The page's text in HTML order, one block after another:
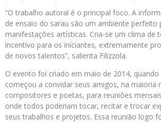
“O trabalho autoral é o principal foco. A
de ensaio do sarau são um ambiente perfeito
manifestações artísticas. Cria-se um clima de
incentivo para os iniciantes, extremamente
de novos talentos”, salienta Filizzola.
O evento foi criado em maio de 2014, quando
começou a convidar seus amigos, na maioria
compositores e poetas, para reuniões
onde todos poderiam tocar, recitar e trocar
seus trabalhos e projetos. Essa reunião logo